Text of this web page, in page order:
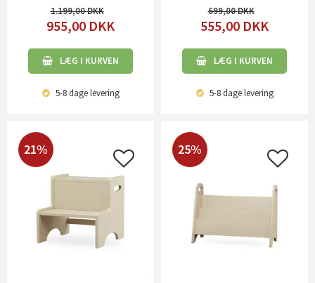
1.199,00
955,00 DKK
LÆG I KURVEN
5-8 dagelevering
699,00
555,00 DKK
LÆG I KURVEN
5-8 dagelevering
21% 25%